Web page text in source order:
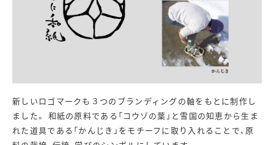
新しいロゴマークも３つのブランディングの軸をもとに制作し
ました。 和紙の原料である「コウゾの葉」と雪国の知恵から生ま
れた道具である「かんじき」をモチーフに取り入れることで、原